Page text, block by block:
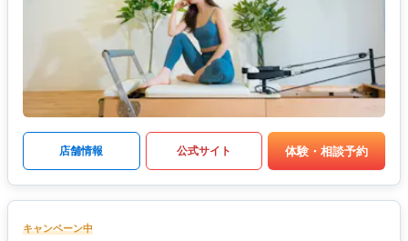
店舗情報 公式サイト 体験・相談予約
キャンペーン中